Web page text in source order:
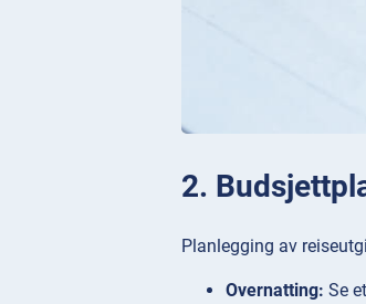
2.
Planlegging av
Overnatting: Se